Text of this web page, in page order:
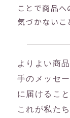
ことで商品
気づかないこ
よりよい商
手のメッセ
に届けること
これが私た